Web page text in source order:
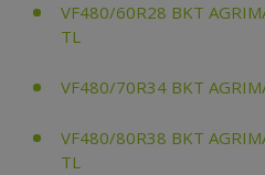
VF480/60R28 BKT
TL
VF480/70R34 BKT
VF480/80R38 BKT
TL